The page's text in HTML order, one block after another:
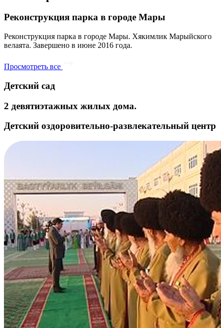
Реконструкция парка в городе Мары
Реконструкция парка в городе Мары. Хякимлик Марыйского
велаята. Завершено в июне 2016 года.
Просмотреть все
Детский сад
2 девятиэтажных жилых дома.
Детский оздоровительно-развлекательный центр